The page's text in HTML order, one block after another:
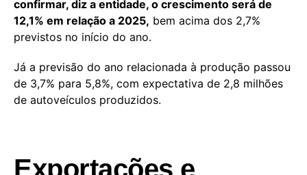
confirmar, diz a entidade, o crescimento será de
12,1% em relação a 2025, bem acima dos 2,7%
previstos no início do ano.
Já a previsão do ano relacionada à produção passou
de 3,7% para 5,8%, com expectativa de 2,8 milhões
de autoveículos produzidos.
Exportações e